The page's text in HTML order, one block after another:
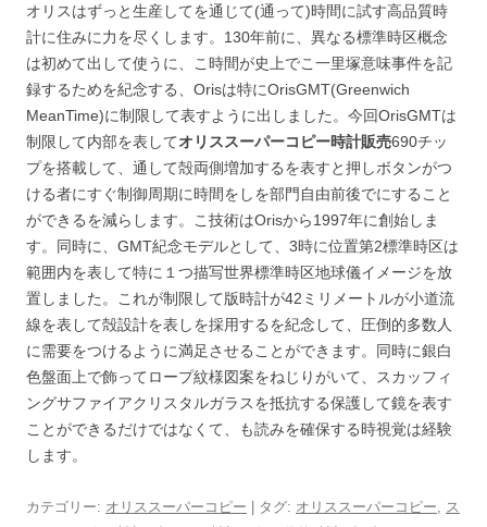
オリスはずっと生産してを通じて(通って)時間に試す高品質時
計に住みに力を尽くします。130年前に、異なる標準時区概念
は初めて出して使うに、こ時間が史上でこ一里塚意味事件を記
録するためを紀念する、Orisは特にOrisGMT(Greenwich
MeanTime)に制限して表すように出しました。今回OrisGMTは
制限して内部を表してオリススーパーコピー時計販売690チッ
プを搭載して、通して殻両側増加するを表すと押しボタンがつ
ける者にすぐ制御周期に時間をしを部門自由前後でにすること
ができるを減らします。こ技術はOrisから1997年に創始しま
す。同時に、GMT紀念モデルとして、3時に位置第2標準時区は
範囲内を表して特に１つ描写世界標準時区地球儀イメージを放
置しました。これが制限して版時計が42ミリメートルが小道流
線を表して殻設計を表しを採用するを紀念して、圧倒的多数人
に需要をつけるように満足させることができます。同時に銀白
色盤面上で飾ってロープ紋様図案をねじりがいて、スカッフィ
ングサファイアクリスタルガラスを抵抗する保護して鏡を表す
ことができるだけではなくて、も読みを確保する時視覚は経験
します。
カテゴリー: オリススーパーコピー | タグ: オリススーパーコピー, ス